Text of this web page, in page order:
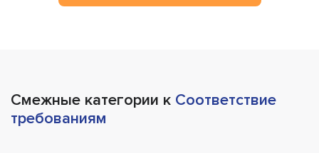
Смежные категории к Соответствие
требованиям